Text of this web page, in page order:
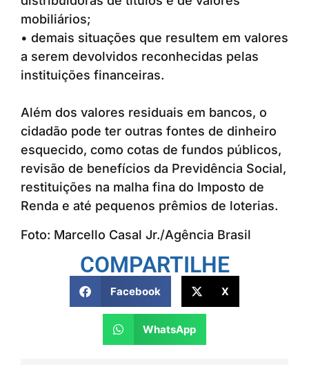
mobiliários;
• demais situações que resultem em valores
a serem devolvidos reconhecidas pelas
instituições financeiras.
Além dos valores residuais em bancos, o
cidadão pode ter outras fontes de dinheiro
esquecido, como cotas de fundos públicos,
revisão de benefícios da Previdência Social,
restituições na malha fina do Imposto de
Renda e até pequenos prêmios de loterias.
Foto: Marcello Casal Jr./Agência Brasil
COMPARTILHE
Facebook X
WhatsApp